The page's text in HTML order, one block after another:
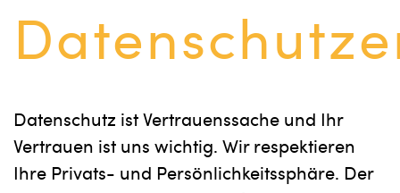
Datenschutz ist Vertrauenssache und Ihr
Vertrauen ist uns wichtig. Wir respektieren
Ihre Privats- und Persönlichkeitssphäre. Der